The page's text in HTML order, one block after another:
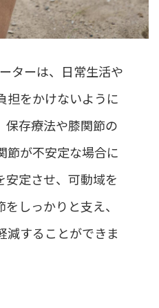
ターは、日常生活や
担をかけないように
保存療法や膝関節の
節が不安定な場合に
安定させ、可動域を
しっかりと支え、
減することができま